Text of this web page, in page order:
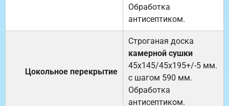
Обработка
антисептиком.
Цокольное перекрытие
Строганая доска
камерной сушки
45х145/45х195+/-5 мм.
с шагом 590 мм.
Обработка
антисептиком.